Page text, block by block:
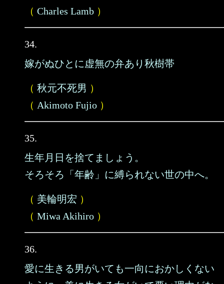
（ Charles Lamb ）
34.
嫁がぬひとに虚無の弁あり秋樹帯
（ 秋元不死男 ）
（ Akimoto Fujio ）
35.
生年月日を捨てましょう。
そろそろ「年齢」に縛られない世の中へ。
（ 美輪明宏 ）
（ Miwa Akihiro ）
36.
愛に生きる男がいても一向におかしくない